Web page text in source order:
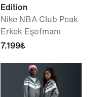
Edition
Nike NBA Club Peak
Erkek Eşofmanı
7.199₺